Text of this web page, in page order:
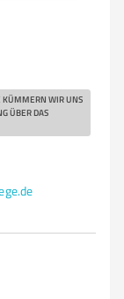
KÜMMERN WIR UNS
ÜBER DAS